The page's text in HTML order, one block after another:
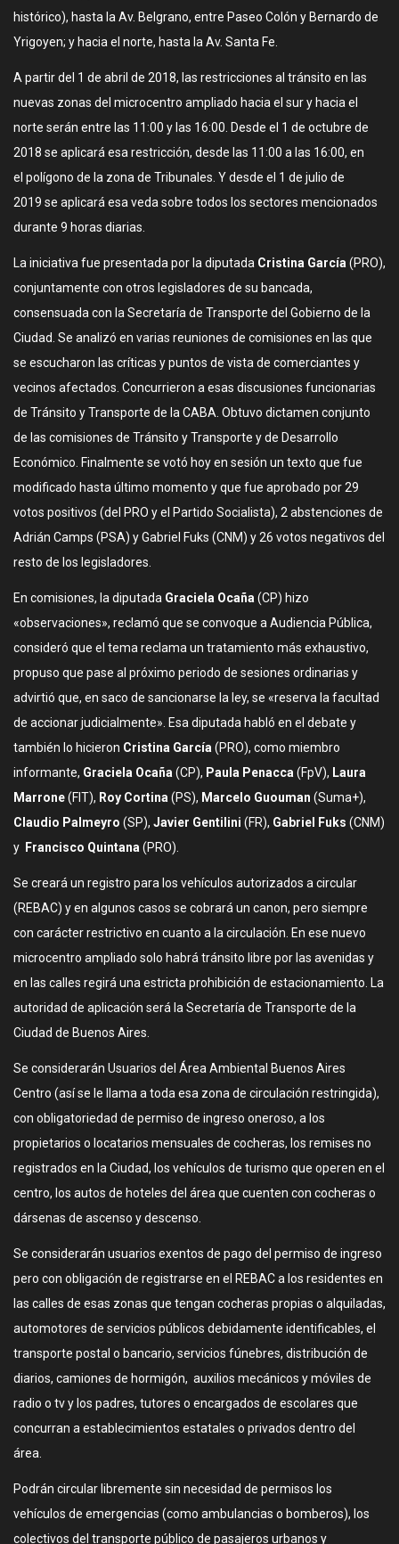
histórico), hasta la Av. Belgrano, entre Paseo Colón y Bernardo de
Yrigoyen; y hacia el norte, hasta la Av. Santa Fe.
A partir del 1 de abril de 2018, las restricciones al tránsito en las
nuevas zonas del microcentro ampliado hacia el sur y hacia el
norte serán entre las 11:00 y las 16:00. Desde el 1 de octubre de
2018 se aplicará esa restricción, desde las 11:00 a las 16:00, en
el polígono de la zona de Tribunales. Y desde el 1 de julio de
2019 se aplicará esa veda sobre todos los sectores mencionados
durante 9 horas diarias.
La iniciativa fue presentada por la diputada Cristina García (PRO),
conjuntamente con otros legisladores de su bancada,
consensuada con la Secretaría de Transporte del Gobierno de la
Ciudad. Se analizó en varias reuniones de comisiones en las que
se escucharon las críticas y puntos de vista de comerciantes y
vecinos afectados. Concurrieron a esas discusiones funcionarias
de Tránsito y Transporte de la CABA. Obtuvo dictamen conjunto
de las comisiones de Tránsito y Transporte y de Desarrollo
Económico. Finalmente se votó hoy en sesión un texto que fue
modificado hasta último momento y que fue aprobado por 29
votos positivos (del PRO y el Partido Socialista), 2 abstenciones de
Adrián Camps (PSA) y Gabriel Fuks (CNM) y 26 votos negativos del
resto de los legisladores.
En comisiones, la diputada Graciela Ocaña (CP) hizo
«observaciones», reclamó que se convoque a Audiencia Pública,
consideró que el tema reclama un tratamiento más exhaustivo,
propuso que pase al próximo periodo de sesiones ordinarias y
advirtió que, en saco de sancionarse la ley, se «reserva la facultad
de accionar judicialmente». Esa diputada habló en el debate y
también lo hicieron Cristina García (PRO), como miembro
informante, Graciela Ocaña (CP), Paula Penacca (FpV), Laura
Marrone(FIT), Roy Cortina (PS), Marcelo Guouman (Suma+),
Claudio Palmeyro (SP), Javier Gentilini (FR), Gabriel Fuks (CNM)
y Francisco Quintana (PRO).
Se creará un registro para los vehículos autorizados a circular
(REBAC) y en algunos casos se cobrará un canon, pero siempre
con carácter restrictivo en cuanto a la circulación. En ese nuevo
microcentro ampliado solo habrá tránsito libre por las avenidas y
en las calles regirá una estricta prohibición de estacionamiento. La
autoridad de aplicación será la Secretaría de Transporte de la
Ciudad de Buenos Aires.
Se considerarán Usuarios del Área Ambiental Buenos Aires
Centro (así se le llama a toda esa zona de circulación restringida),
con obligatoriedad de permiso de ingreso oneroso, a los
propietarios o locatarios mensuales de cocheras, los remises no
registrados en la Ciudad, los vehículos de turismo que operen en el
centro, los autos de hoteles del área que cuenten con cocheras o
dársenas de ascenso y descenso.
Se considerarán usuarios exentos de pago del permiso de ingreso
pero con obligación de registrarse en el REBAC a los residentes en
las calles de esas zonas que tengan cocheras propias o alquiladas,
automotores de servicios públicos debidamente identificables, el
transporte postal o bancario, servicios fúnebres, distribución de
diarios, camiones de hormigón, auxilios mecánicos y móviles de
radio o tv y los padres, tutores o encargados de escolares que
concurran a establecimientos estatales o privados dentro del
área.
Podrán circular libremente sin necesidad de permisos los
vehículos de emergencias (como ambulancias o bomberos), los
colectivos del transporte público de pasajeros urbanos y